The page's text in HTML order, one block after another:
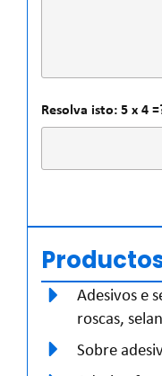
Resolva isto: 5 x 4
Adesivos e
roscas,
Sobre